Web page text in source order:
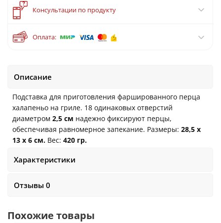
?
Консультации по продукту
Оплата:
Описание
Подставка для приготовления фаршированного перца
халапеньо на гриле. 18 одинаковых отверстий
диаметром 2,5 см надежно фиксируют перцы,
обеспечивая равномерное запекание. Размеры: 28,5 х
13 х 6 см. Вес: 420 гр.
Характеристики
Отзывы 0
Похожие товары